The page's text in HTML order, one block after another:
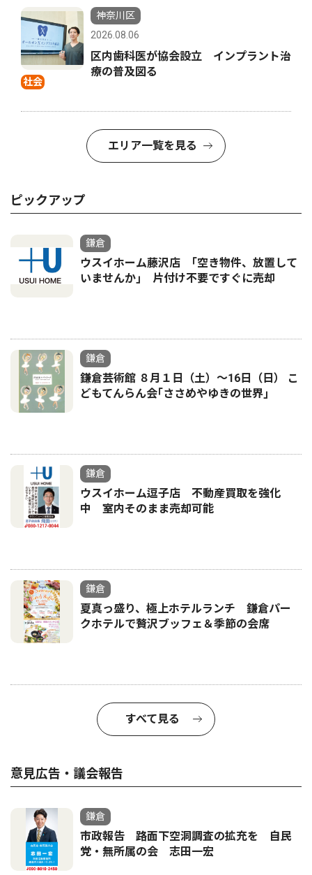
社会
神奈川区
2026.08.06
区内歯科医が協会設立 インプラント治
療の普及図る
エリア一覧を見る
ピックアップ
鎌倉
ウスイホーム藤沢店 ｢空き物件、放置して
いませんか｣ 片付け不要ですぐに売却
鎌倉
鎌倉芸術館 ８月１日（土）〜16日（日） こ
どもてんらん会｢ささめやゆきの世界｣
鎌倉
ウスイホーム逗子店 不動産買取を強化
中 室内そのまま売却可能
鎌倉
夏真っ盛り、極上ホテルランチ 鎌倉パー
クホテルで贅沢ブッフェ＆季節の会席
すべて見る
意見広告・議会報告
鎌倉
市政報告 路面下空洞調査の拡充を 自民
党・無所属の会 志田一宏